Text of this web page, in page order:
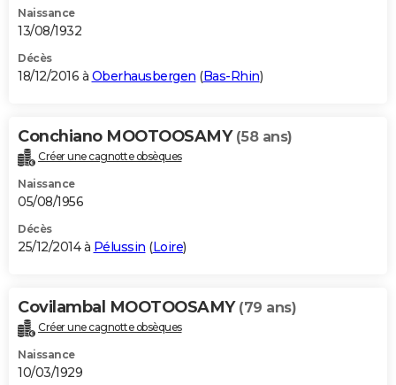
Naissance
13/08/1932
Décès
18/12/2016 à Oberhausbergen (Bas-Rhin)
Conchiano MOOTOOSAMY (58 ans)
Créer une cagnotte obsèques
Naissance
05/08/1956
Décès
25/12/2014 à Pélussin (Loire)
Covilambal MOOTOOSAMY (79 ans)
Créer une cagnotte obsèques
Naissance
10/03/1929